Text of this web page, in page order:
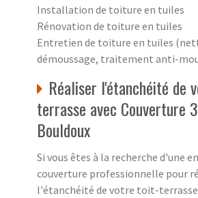
Installation de toiture en tuiles
Rénovation de toiture en tuiles
Entretien de toiture en tuiles
démoussage, traitement anti-
Réaliser l'étanchéité de
terrasse avec Couverture
Bouldoux
Si vous êtes à la recherche d'une
couverture professionnelle pour
l'étanchéité de votre toit-